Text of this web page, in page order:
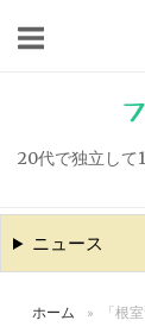
キ
ッ
20代で独立して
ニュース
ホーム » 「根